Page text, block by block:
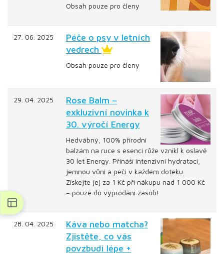
Obsah pouze pro členy
27. 06. 2025
Péče o psy v letních
vedrech
Obsah pouze pro členy
29. 04. 2025
Rose Balm –
exkluzivní novinka k
30. výročí Energy
Hedvábný, 100% přírodní
balzám na ruce s esencí růže vznikl k oslavě
30 let Energy. Přináší intenzivní hydrataci,
jemnou vůni a péči v každém doteku.
Získejte jej za 1 Kč při nákupu nad 1 000 Kč
– pouze do vyprodání zásob!
28. 04. 2025
Káva nebo matcha?
Zjistěte, co vás
povzbudí lépe +